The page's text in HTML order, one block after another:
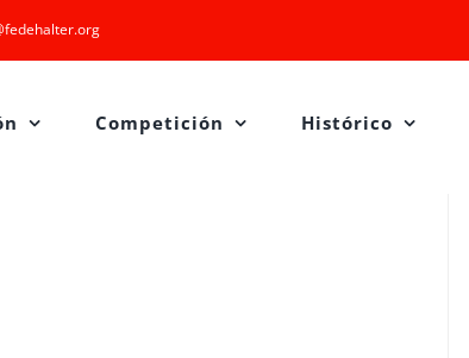
Competición Histórico